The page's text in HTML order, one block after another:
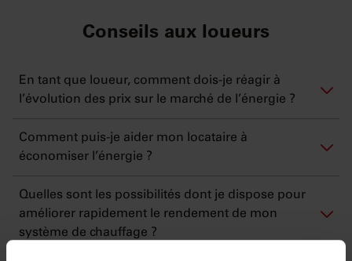
Conseils aux loueurs
En tant que loueur, comment dois-je réagir à
l’évolution des prix sur le marché de l’énergie ?
Comment puis-je aider mon locataire à
économiser l’énergie ?
Quelles sont les possibilités dont je dispose pour
améliorer rapidement le rendement de mon
système de chauffage ?